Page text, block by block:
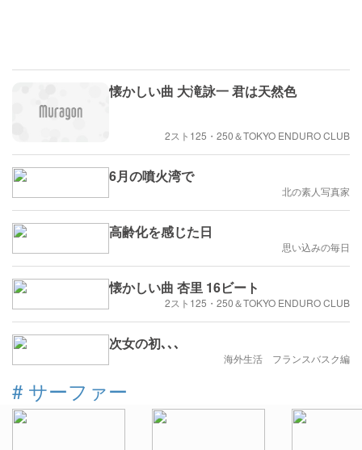
懐かしい曲 大滝詠一 君は天然色
2スト125・250＆TOKYO ENDURO CLUB
6月の噴火湾で
北の素人写真家
高齢化を感じた日
思い込みの毎日
懐かしい曲 杏里 16ビート
2スト125・250＆TOKYO ENDURO CLUB
次女の初､､､
海外生活 フランスバスク編
# サーファー